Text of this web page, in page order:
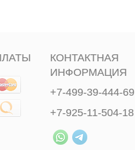
КОНТАКТНАЯ
ИНФОРМАЦИЯ
+7-499-39-444-69
+7-925-11-504-18